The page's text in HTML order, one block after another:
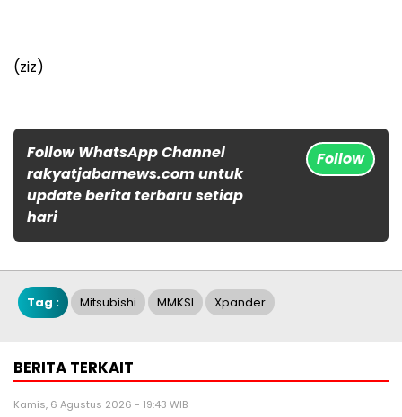
(ziz)
Follow WhatsApp Channel
rakyatjabarnews.com untuk
update berita terbaru setiap
hari
Follow
Tag : Mitsubishi MMKSI Xpander
BERITA TERKAIT
Kamis, 6 Agustus 2026 - 19:43 WIB